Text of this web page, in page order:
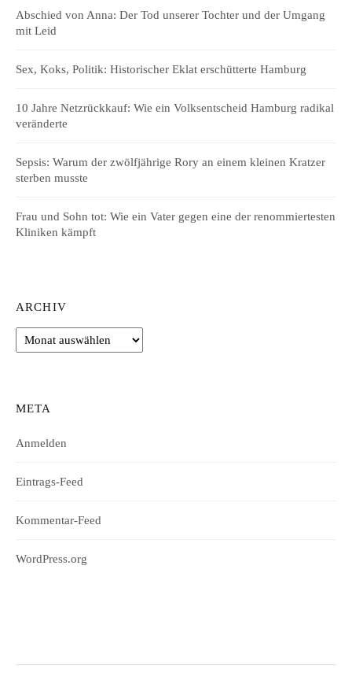
Abschied von Anna: Der Tod unserer Tochter und der Umgang
mit Leid
Sex, Koks, Politik: Historischer Eklat erschütterte Hamburg
10 Jahre Netzrückkauf: Wie ein Volksentscheid Hamburg radikal
veränderte
Sepsis: Warum der zwölfjährige Rory an einem kleinen Kratzer
sterben musste
Frau und Sohn tot: Wie ein Vater gegen eine der renommiertesten
Kliniken kämpft
ARCHIV
Archiv
META
Anmelden
Eintrags-Feed
Kommentar-Feed
WordPress.org